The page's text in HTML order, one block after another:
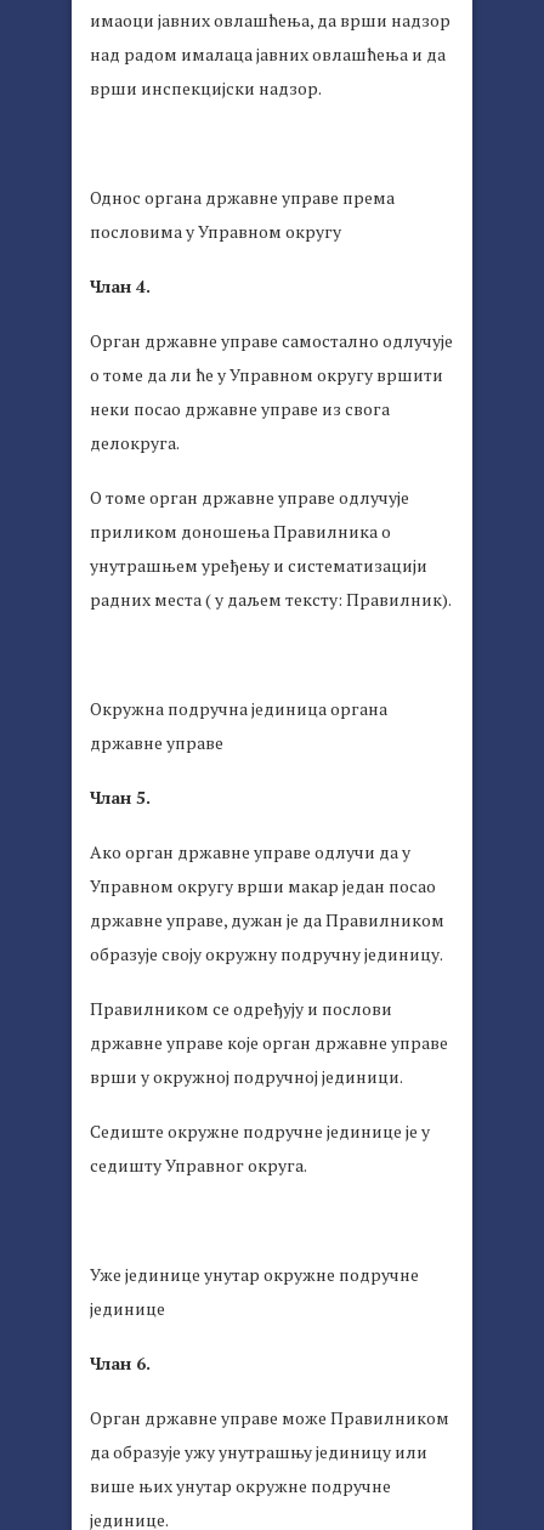
имаоци јавних овлашћења, да врши надзор
над радом ималаца јавних овлашћења и да
врши инспекцијски надзор.
Однос органа државне управе према
пословима у Управном округу
Члан 4.
Орган државне управе самостално одлучује
о томе да ли ће у Управном округу вршити
неки посао државне управе из свога
делокруга.
О томе орган државне управе одлучује
приликом доношења Правилника о
унутрашњем уређењу и систематизацији
радних места ( у даљем тексту: Правилник).
Окружна подручна јединица органа
државне управе
Члан 5.
Ако орган државне управе одлучи да у
Управном округу врши макар један посао
државне управе, дужан је да Правилником
образује своју окружну подручну јединицу.
Правилником се одређују и послови
државне управе које орган државне управе
врши у окружној подручној јединици.
Седиште окружне подручне јединице је у
седишту Управног округа.
Уже јединице унутар окружне подручне
јединице
Члан 6.
Орган државне управе може Правилником
да образује ужу унутрашњу јединицу или
више њих унутар окружне подручне
јединице.